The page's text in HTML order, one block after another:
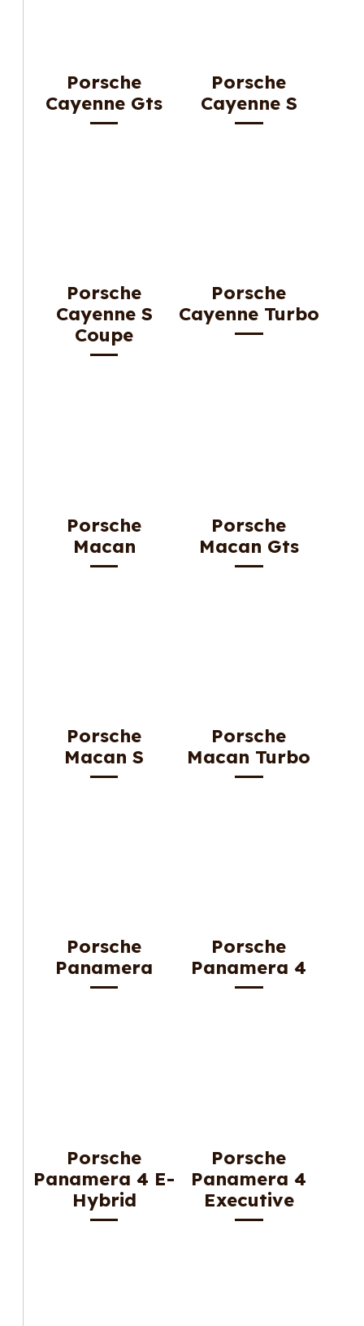
Porsche
Cayenne Gts
Porsche
Cayenne S
Porsche
Cayenne S
Coupe
Porsche
Cayenne Turbo
Porsche
Macan
Porsche
Macan Gts
Porsche
Macan S
Porsche
Macan Turbo
Porsche
Panamera
Porsche
Panamera 4
Porsche
Panamera 4 E-
Hybrid
Porsche
Panamera 4
Executive